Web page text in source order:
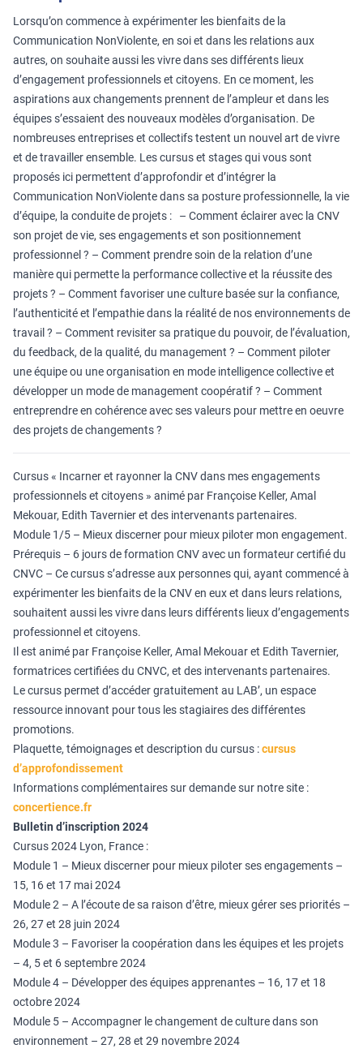
Lorsqu’on commence à expérimenter les bienfaits de la
Communication NonViolente, en soi et dans les relations aux
autres, on souhaite aussi les vivre dans ses différents lieux
d’engagement professionnels et citoyens. En ce moment, les
aspirations aux changements prennent de l’ampleur et dans les
équipes s’essaient des nouveaux modèles d’organisation. De
nombreuses entreprises et collectifs testent un nouvel art de vivre
et de travailler ensemble. Les cursus et stages qui vous sont
proposés ici permettent d’approfondir et d’intégrer la
Communication NonViolente dans sa posture professionnelle, la vie
d’équipe, la conduite de projets : – Comment éclairer avec la CNV
son projet de vie, ses engagements et son positionnement
professionnel ? – Comment prendre soin de la relation d’une
manière qui permette la performance collective et la réussite des
projets ? – Comment favoriser une culture basée sur la confiance,
l’authenticité et l’empathie dans la réalité de nos environnements de
travail ? – Comment revisiter sa pratique du pouvoir, de l’évaluation,
du feedback, de la qualité, du management ? – Comment piloter
une équipe ou une organisation en mode intelligence collective et
développer un mode de management coopératif ? – Comment
entreprendre en cohérence avec ses valeurs pour mettre en oeuvre
des projets de changements ?
Cursus « Incarner et rayonner la CNV dans mes engagements
professionnels et citoyens » animé par Françoise Keller, Amal
Mekouar, Edith Tavernier et des intervenants partenaires.
Module 1/5 – Mieux discerner pour mieux piloter mon engagement.
Prérequis – 6 jours de formation CNV avec un formateur certifié du
CNVC – Ce cursus s’adresse aux personnes qui, ayant commencé à
expérimenter les bienfaits de la CNV en eux et dans leurs relations,
souhaitent aussi les vivre dans leurs différents lieux d’engagements
professionnel et citoyens.
Il est animé par Françoise Keller, Amal Mekouar et Edith Tavernier,
formatrices certifiées du CNVC, et des intervenants partenaires.
Le cursus permet d’accéder gratuitement au LAB’, un espace
ressource innovant pour tous les stagiaires des différentes
promotions.
Plaquette, témoignages et description du cursus :cursus
d’approfondissement
Informations complémentaires sur demande sur notre site :
concertience.fr
Bulletin d’inscription 2024
Cursus 2024 Lyon, France :
Module 1 – Mieux discerner pour mieux piloter ses engagements –
15, 16 et 17 mai 2024
Module 2 – A l’écoute de sa raison d’être, mieux gérer ses priorités –
26, 27 et 28 juin 2024
Module 3 – Favoriser la coopération dans les équipes et les projets
– 4, 5 et 6 septembre 2024
Module 4 – Développer des équipes apprenantes – 16, 17 et 18
octobre 2024
Module 5 – Accompagner le changement de culture dans son
environnement – 27, 28 et 29 novembre 2024